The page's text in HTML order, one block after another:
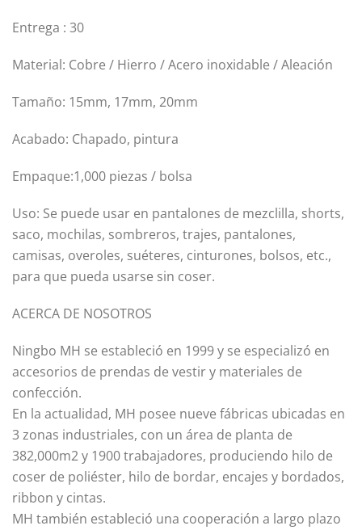
Entrega : 30
Material: Cobre / Hierro / Acero inoxidable / Aleación
Tamaño: 15mm, 17mm, 20mm
Acabado: Chapado, pintura
Empaque:1,000 piezas / bolsa
Uso: Se puede usar en pantalones de mezclilla, shorts,
saco, mochilas, sombreros, trajes, pantalones,
camisas, overoles, suéteres, cinturones, bolsos, etc.,
para que pueda usarse sin coser.
ACERCA DE NOSOTROS
Ningbo MH se estableció en 1999 y se especializó en
accesorios de prendas de vestir y materiales de
confección.
En la actualidad, MH posee nueve fábricas ubicadas en
3 zonas industriales, con un área de planta de
382,000m2 y 1900 trabajadores, produciendo hilo de
coser de poliéster, hilo de bordar, encajes y bordados,
ribbon y cintas.
MH también estableció una cooperación a largo plazo